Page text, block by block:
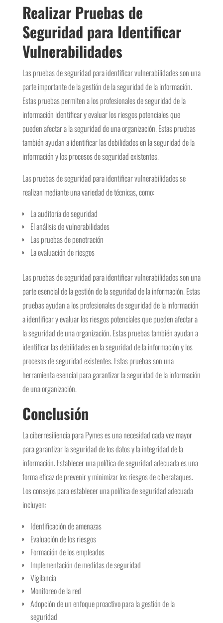
Realizar Pruebas de
Seguridad para Identificar
Vulnerabilidades
Las pruebas de seguridad para identificar vulnerabilidades son una
parte importante de la gestión de la seguridad de la información.
Estas pruebas permiten a los profesionales de seguridad de la
información identificar y evaluar los riesgos potenciales que
pueden afectar a la seguridad de una organización. Estas pruebas
también ayudan a identificar las debilidades en la seguridad de la
información y los procesos de seguridad existentes.
Las pruebas de seguridad para identificar vulnerabilidades se
realizan mediante una variedad de técnicas, como:
La auditoría de seguridad
El análisis de vulnerabilidades
Las pruebas de penetración
La evaluación de riesgos
Las pruebas de seguridad para identificar vulnerabilidades son una
parte esencial de la gestión de la seguridad de la información. Estas
pruebas ayudan a los profesionales de seguridad de la información
a identificar y evaluar los riesgos potenciales que pueden afectar a
la seguridad de una organización. Estas pruebas también ayudan a
identificar las debilidades en la seguridad de la información y los
procesos de seguridad existentes. Estas pruebas son una
herramienta esencial para garantizar la seguridad de la información
de una organización.
Conclusión
La ciberresiliencia para Pymes es una necesidad cada vez mayor
para garantizar la seguridad de los datos y la integridad de la
información. Establecer una política de seguridad adecuada es una
forma eficaz de prevenir y minimizar los riesgos de ciberataques.
Los consejos para establecer una política de seguridad adecuada
incluyen:
Identificación de amenazas
Evaluación de los riesgos
Formación de los empleados
Implementación de medidas de seguridad
Vigilancia
Monitoreo de la red
Adopción de un enfoque proactivo para la gestión de la
seguridad